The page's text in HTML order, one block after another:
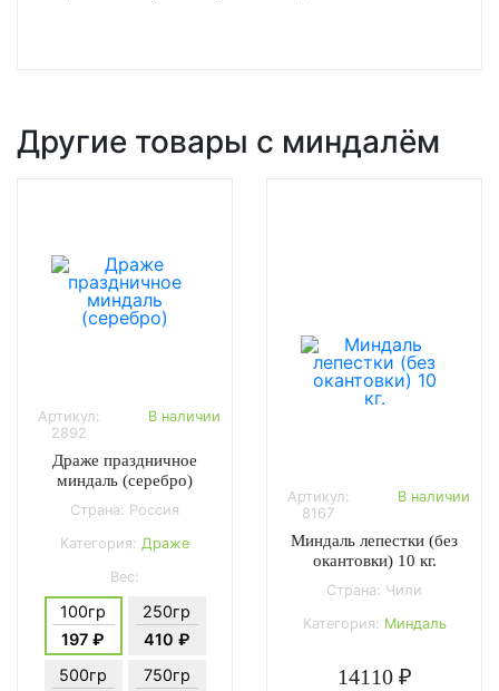
Другие товары с миндалём
Артикул:
2892
В наличии
Драже праздничное
миндаль (серебро)
Страна: Россия
Категория: Драже
Вес:
100гр
197 ₽
250гр
410 ₽
500гр
750гр
Артикул:
8167
В наличии
Миндаль лепестки (без
окантовки) 10 кг.
Страна: Чили
Категория: Миндаль
14110 ₽